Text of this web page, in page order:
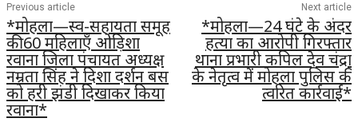
Previous article
*मोहला—स्व-सहायता समूह
की 60 महिलाएँ ओड़िशा
रवाना जिला पंचायत अध्यक्ष
नम्रता सिंह ने दिशा दर्शन बस
को हरी झंडी दिखाकर किया
रवाना*
Next article
*मोहला—24 घंटे के अंदर
हत्या का आरोपी गिरफ्तार
थाना प्रभारी कपिल देव चंद्रा
के नेतृत्व में मोहला पुलिस की
त्वरित कार्रवाई*